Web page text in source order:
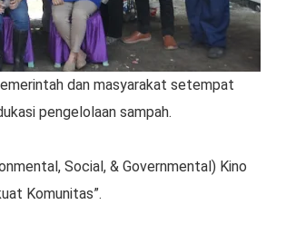
dan masyarakat setempat
pengelolaan sampah.
Social, & Governmental) Kino
Komunitas”.